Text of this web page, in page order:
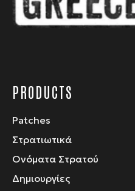
PRODUCTS
Patches
Στρατιωτικά
Ονόματα Στρατού
Δημιουργίες